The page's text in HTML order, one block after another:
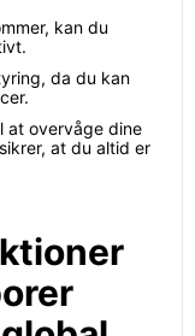
kan du
da du kan
at overvåge dine
at du altid er